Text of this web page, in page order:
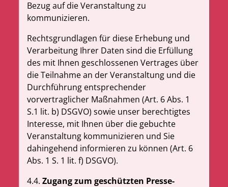
Bezug auf die Veranstaltung zu
kommunizieren.
Rechtsgrundlagen für diese Erhebung und
Verarbeitung Ihrer Daten sind die Erfüllung
des mit Ihnen geschlossenen Vertrages über
die Teilnahme an der Veranstaltung und die
Durchführung entsprechender
vorvertraglicher Maßnahmen (Art. 6 Abs. 1
S.1 lit. b) DSGVO) sowie unser berechtigtes
Interesse, mit Ihnen über die gebuchte
Veranstaltung kommunizieren und Sie
dahingehend informieren zu können (Art. 6
Abs. 1 S. 1 lit. f) DSGVO).
4.4.Zugang zum geschützten Presse-